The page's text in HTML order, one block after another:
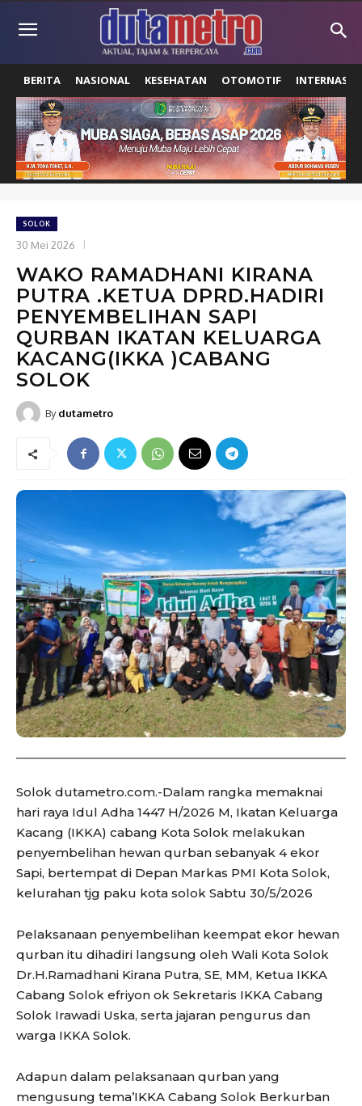
BERITA NASIONAL KESEHATAN OTOMOTIF
SOLOK
30 Mei 2026
WAKO RAMADHANI KIRANA
PUTRA .KETUA DPRD.HADIRI
PENYEMBELIHAN SAPI
QURBAN IKATAN KELUARGA
KACANG(IKKA )CABANG
SOLOK
By dutametro
Solok dutametro.com.-Dalam rangka memaknai
hari raya Idul Adha 1447 H/2026 M, Ikatan Keluarga
Kacang (IKKA) cabang Kota Solok melakukan
penyembelihan hewan qurban sebanyak 4 ekor
Sapi, bertempat di Depan Markas PMI Kota Solok,
kelurahan tjg paku kota solok Sabtu 30/5/2026
Pelaksanaan penyembelihan keempat ekor hewan
qurban itu dihadiri langsung oleh Wali Kota Solok
Dr.H.Ramadhani Kirana Putra, SE, MM, Ketua IKKA
Cabang Solok efriyon ok Sekretaris IKKA Cabang
Solok Irawadi Uska, serta jajaran pengurus dan
warga IKKA Solok.
Adapun dalam pelaksanaan qurban yang
mengusung tema’IKKA Cabang Solok Berkurban